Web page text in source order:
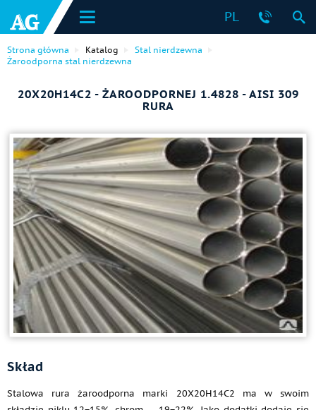
PL
Strona główna Katalog
Stal nierdzewna
Żaroodporna stal nierdzewna
20Х20Н14С2 - ŻAROODPORNEJ 1.4828 - AISI 309
RURA
Skład
Stalowa rura żaroodporna marki 20Х20Н14С2 ma w swoim